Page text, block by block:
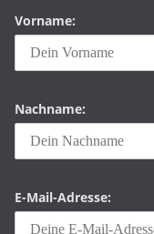
Vorname:
Nachname:
E-Mail-Adresse: